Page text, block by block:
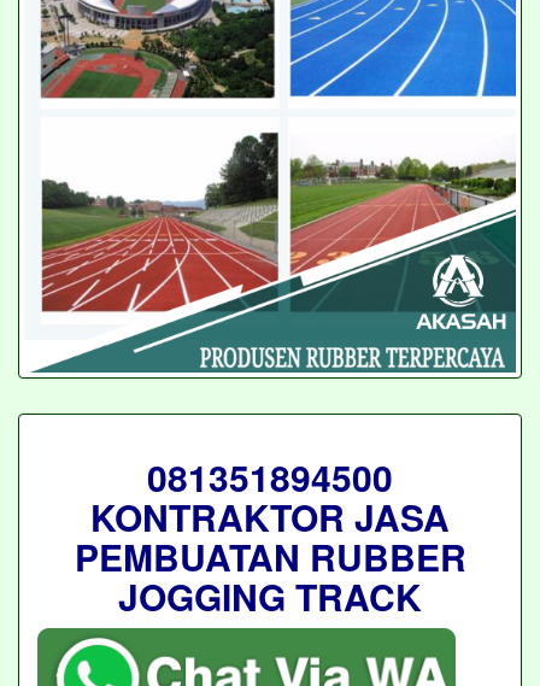
081351894500
KONTRAKTOR JASA
PEMBUATAN RUBBER
JOGGING TRACK